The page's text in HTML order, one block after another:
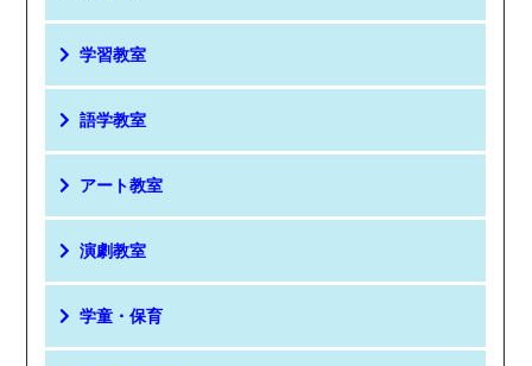
学習教室
語学教室
アート教室
演劇教室
学童・保育